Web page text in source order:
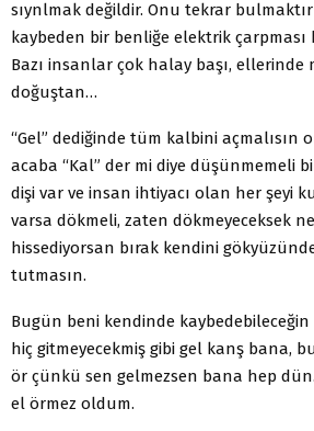
sıynlmak değildir. Onu tekrar
kaybeden bir benliğe elektrik çarpması
Bazı insanlar çok halay başı,
doğuştan…
“Gel” dediğinde tüm kalbini açmalısın
acaba “Kal” der mi diye düşünmemeli
dişi var ve insan ihtiyacı olan her şeyi
varsa dökmeli, zaten dökmeyeceksek
hissediyorsan bırak kendini
tutmasın.
Bugün beni kendinde
hiç gitmeyecekmiş gibi gel kanş bana,
ör çünkü sen gelmezsen bana hep
el ör­mez oldum.